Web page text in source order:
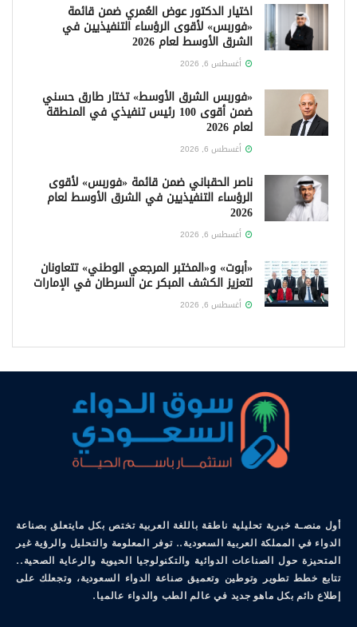
اختيار الدكتور عوض العُمري ضمن قائمة
«فوربس» لأقوى الرؤساء التنفيذيين في
الشرق الأوسط لعام 2026
أغسطس 6, 2026
«فوربس الشرق الأوسط» تختار طارق حسني
ضمن أقوى 100 رئيس تنفيذي في المنطقة
لعام 2026
أغسطس 6, 2026
ناصر الحقباني ضمن قائمة «فوربس» لأقوى
الرؤساء التنفيذيين في الشرق الأوسط لعام
2026
أغسطس 6, 2026
«أبوت» و«المختبر المرجعي الوطني» تتعاونان
لتعزيز الكشف المبكر عن السرطان في الإمارات
أغسطس 6, 2026
أول منصـة خبرية تحليلية ناطقة باللغة العربية تختص بكل مايتعلق بصناعة
الدواء في المملكة العربية السعودية.. توفر المعلومة والتحليل والرؤية غير
المتحيزة حول الصناعات الدوائية والتكنولوجيا الحيوية والرعاية الصحية..
تتابع خطط تطوير وتوطين وتعميق صناعة الدواء السعودية، وتجعلك على
إطلاع دائم بكل ماهو جديد في عالم الطب والدواء عالميا.